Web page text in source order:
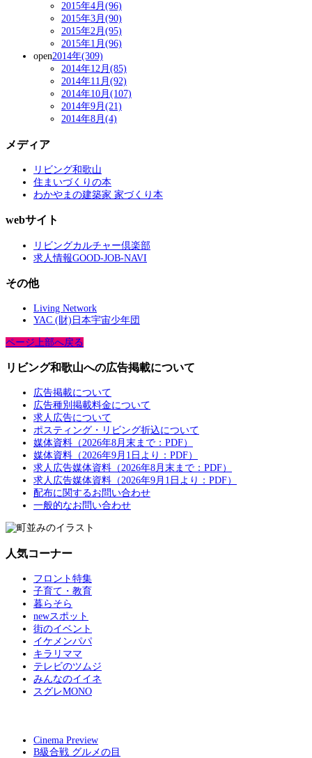
2015年4月(96)
2015年3月(90)
2015年2月(95)
2015年1月(96)
open2014年(309)
2014年12月(85)
2014年11月(92)
2014年10月(107)
2014年9月(21)
2014年8月(4)
メディア
リビング和歌山
住まいづくりの本
わかやまの建築家 家づくり本
webサイト
リビングカルチャー倶楽部
求人情報GOOD-JOB-NAVI
その他
Living Network
YAC (財)日本宇宙少年団
ページ上部へ戻る
リビング和歌山への広告掲載について
広告掲載について
広告種別掲載料金について
求人広告について
ポスティング・リビング折込について
媒体資料（2026年8月末まで：PDF）
媒体資料（2026年9月1日より：PDF）
求人広告媒体資料（2026年8月末まで：PDF）
求人広告媒体資料（2026年9月1日より：PDF）
配布に関するお問い合わせ
一般的なお問い合わせ
人気コーナー
フロント特集
子育て・教育
暮らそら
newスポット
街のイベント
イケメンパパ
キラリママ
テレビのツムジ
みんなのイイネ
スグレMONO
Cinema Preview
B級合戦 グルメの目